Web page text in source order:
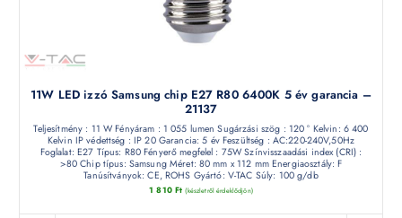
11W LED izzó Samsung chip E27 R80 6400K 5 év garancia –
21137
Teljesítmény : 11 W Fényáram : 1 055 lumen Sugárzási szög : 120 ° Kelvin: 6 400
Kelvin IP védettség : IP 20 Garancia: 5 év Feszültség : AC:220-240V,50Hz
Foglalat: E27 Típus: R80 Fényerő megfelel : 75W Színvisszaadási index (CRI) :
>80 Chip típus: Samsung Méret: 80 mm x 112 mm Energiaosztály: F
Tanúsítványok: CE, ROHS Gyártó: V-TAC Súly: 100 g/db
1 810 Ft (készletről érdeklődjön)